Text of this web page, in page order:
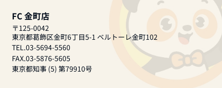
FC 金町店
〒125-0042
東京都葛飾区金町6丁目5-1 ベルトーレ金町102
TEL.03-5694-5560
FAX.03-5876-5605
東京都知事 (5) 第79910号